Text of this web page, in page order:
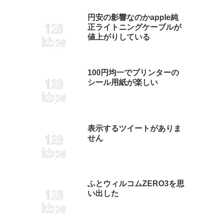
円安の影響なのかapple純
正ライトニングケーブルが
値上がりしている
100円均一でプリンターの
シール用紙が楽しい
表示するツイートがありま
せん
ふとウィルコムZERO3を思
い出した